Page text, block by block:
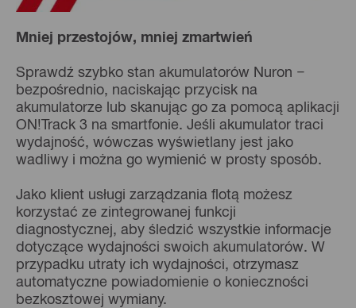
Mniej przestojów, mniej zmartwień
Sprawdź szybko stan akumulatorów Nuron −
bezpośrednio, naciskając przycisk na
akumulatorze lub skanując go za pomocą aplikacji
ON!Track 3 na smartfonie. Jeśli akumulator traci
wydajność, wówczas wyświetlany jest jako
wadliwy i można go wymienić w prosty sposób.
Jako klient usługi zarządzania flotą możesz
korzystać ze zintegrowanej funkcji
diagnostycznej, aby śledzić wszystkie informacje
dotyczące wydajności swoich akumulatorów. W
przypadku utraty ich wydajności, otrzymasz
automatyczne powiadomienie o konieczności
bezkosztowej wymiany.